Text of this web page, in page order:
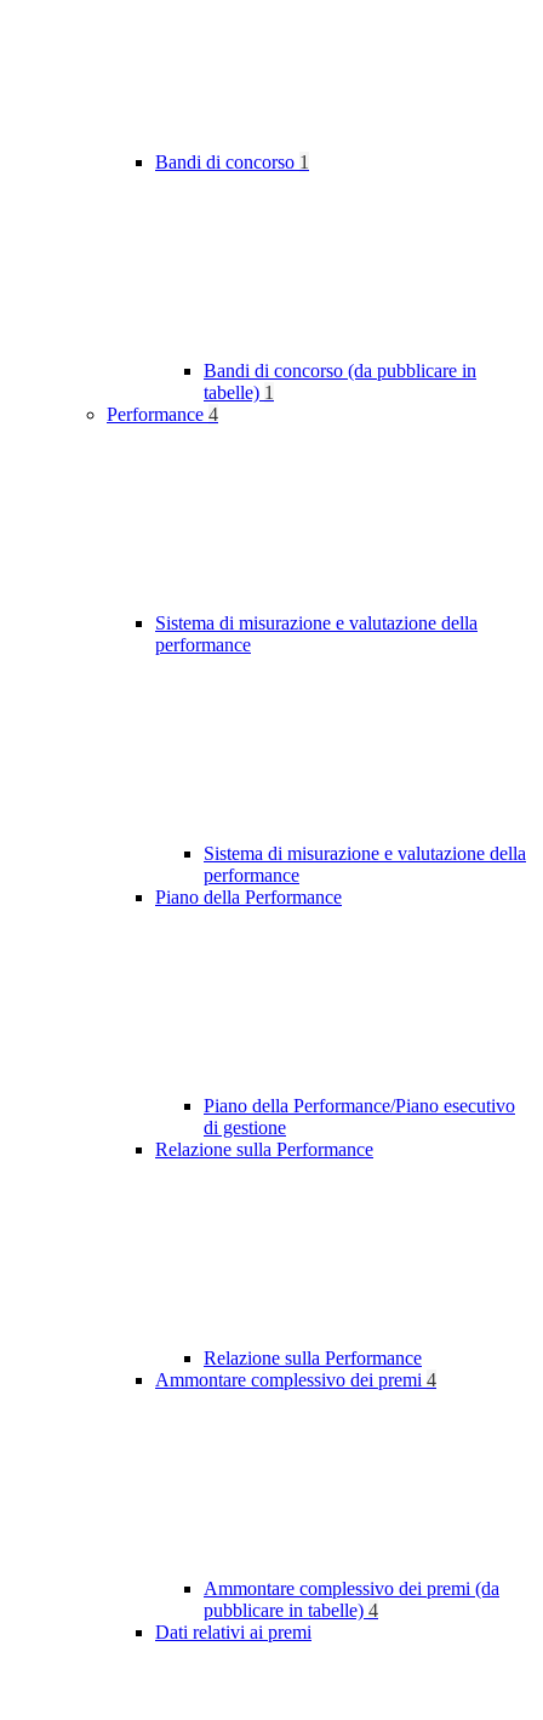
Bandi di concorso 1
Bandi di concorso (da pubblicare in
tabelle) 1
Performance 4
Sistema di misurazione e valutazione della
performance
Sistema di misurazione e valutazione della
performance
Piano della Performance
Piano della Performance/Piano esecutivo
di gestione
Relazione sulla Performance
Relazione sulla Performance
Ammontare complessivo dei premi 4
Ammontare complessivo dei premi (da
pubblicare in tabelle) 4
Dati relativi ai premi